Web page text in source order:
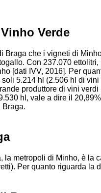
Verde
Braga che i vigneti di
Con 237.070
[dati IVV, 2016]. Per
5.214 hl (2.506 hl di
produttore di vini
hl, vale a dire il
Braga.
la metropoli di Minho, è la
Per quanto riguarda la